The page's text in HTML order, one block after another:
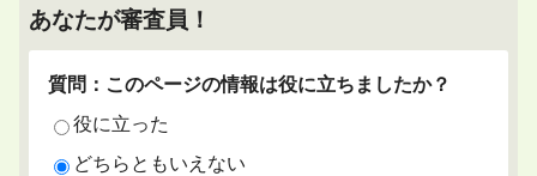
あなたが審査員！
質問：このページの情報は役に立ちましたか？
役に立った
どちらともいえない